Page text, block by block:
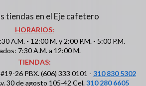
tiendas en el Eje cafetero
HORARIOS:
A.M. - 12:00 M. y 2:00 P.M. - 5:00 P.M.
7:30 A.M. a 12:00 M.
TIENDAS:
26 PBX. (606) 333 0101 - 310 830 5302
30 de agosto 105-42 Cel.310 280 6605